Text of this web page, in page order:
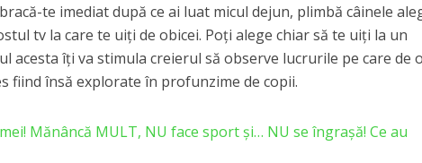
te imediat după ce ai luat micul dejun, plimbă câinele
tv la care te uiți de obicei. Poți alege chiar să te uiți la un
acesta îți va stimula creierul să observe lucrurile pe care de
fiind însă explorate în profunzime de copii.
Mănâncă MULT, NU face sport și… NU se îngrașă! Ce au